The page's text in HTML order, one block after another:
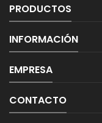
PRODUCTOS
INFORMACIÓN
EMPRESA
CONTACTO